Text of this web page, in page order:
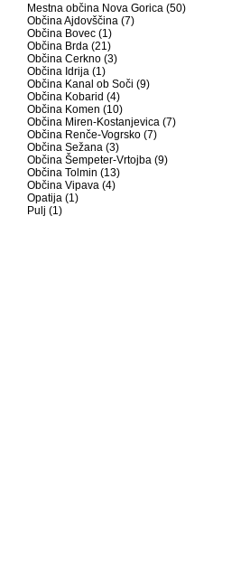
Mestna občina Nova Gorica (50)
Občina Ajdovščina (7)
Občina Bovec (1)
Občina Brda (21)
Občina Cerkno (3)
Občina Idrija (1)
Občina Kanal ob Soči (9)
Občina Kobarid (4)
Občina Komen (10)
Občina Miren-Kostanjevica (7)
Občina Renče-Vogrsko (7)
Občina Sežana (3)
Občina Šempeter-Vrtojba (9)
Občina Tolmin (13)
Občina Vipava (4)
Opatija (1)
Pulj (1)